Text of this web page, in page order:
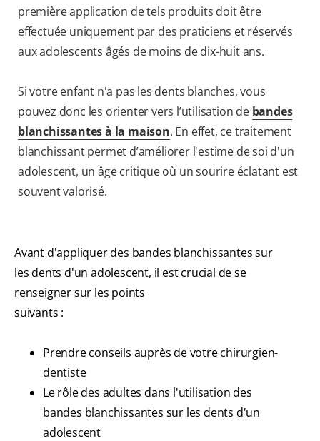
première application de tels produits doit être
effectuée uniquement par des praticiens et réservés
aux adolescents âgés de moins de dix-huit ans.
Si votre enfant n'a pas les dents blanches, vous
pouvez donc les orienter vers l’utilisation de bandes
blanchissantes à la maison. En effet, ce traitement
blanchissant permet d’améliorer l'estime de soi d'un
adolescent, un âge critique où un sourire éclatant est
souvent valorisé.
Avant d'appliquer des bandes blanchissantes sur
les dents d'un adolescent, il est crucial de se
renseigner sur les points
suivants :
Prendre conseils auprès de votre chirurgien-
dentiste
Le rôle des adultes dans l'utilisation des
bandes blanchissantes sur les dents d'un
adolescent